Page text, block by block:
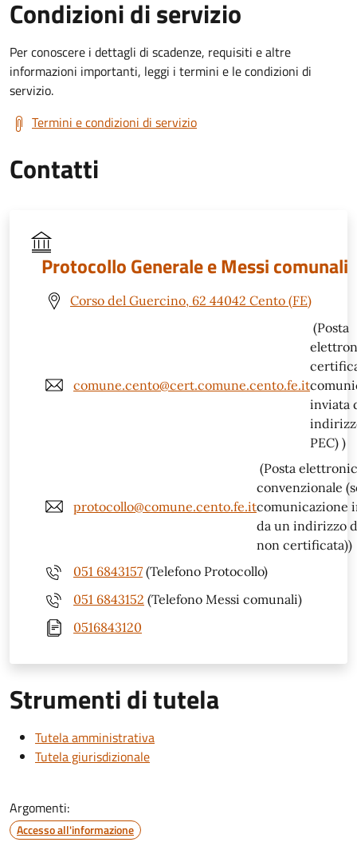
Condizioni di servizio
Per conoscere i dettagli di scadenze, requisiti e altre
informazioni importanti, leggi i termini e le condizioni di
servizio.
Termini e condizioni di servizio
Contatti
Protocollo Generale e Messi comunali
Corso del Guercino, 62 44042 Cento (FE)
comune.cento@cert.comune.cento.fe.it
(Posta
inviata
PEC) )
protocollo@comune.cento.fe.it
(Posta
convenzionale
comunicazione
da un indirizzo
non certificata))
051 6843157 (Telefono Protocollo)
051 6843152 (Telefono Messi comunali)
0516843120
Strumenti di tutela
Tutela amministrativa
Tutela giurisdizionale
Argomenti:
Accesso all'informazione